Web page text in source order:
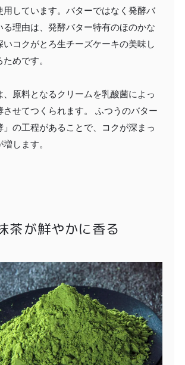
用しています。バターではなく発酵バ
る理由は、発酵バター特有のほのかな
いコクがとろ生チーズケーキの美味し
めです。
原料となるクリームを乳酸菌によっ
させてつくられます。 ふつうのバター
」の工程があることで、コクが深まっ
します。
茶が鮮やかに香る